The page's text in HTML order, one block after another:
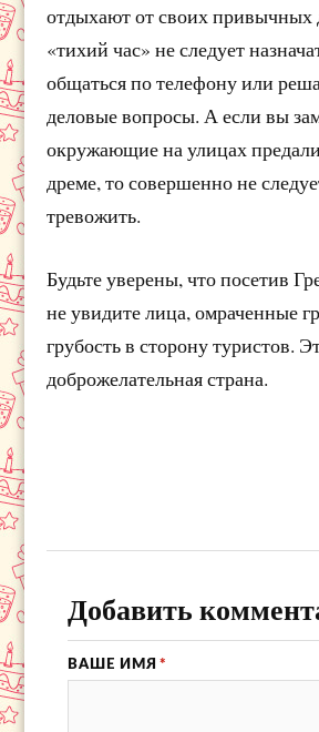
отдыхают от своих привычных
«тихий час» не следует
общаться по телефону или
деловые вопросы. А если вы
окружающие на улицах
дреме, то совершенно не
тревожить.
Будьте уверены, что посетив
не увидите лица, омраченные
грубость в сторону туристов.
доброжелательная страна.
Добавить
ВАШЕ ИМЯ *